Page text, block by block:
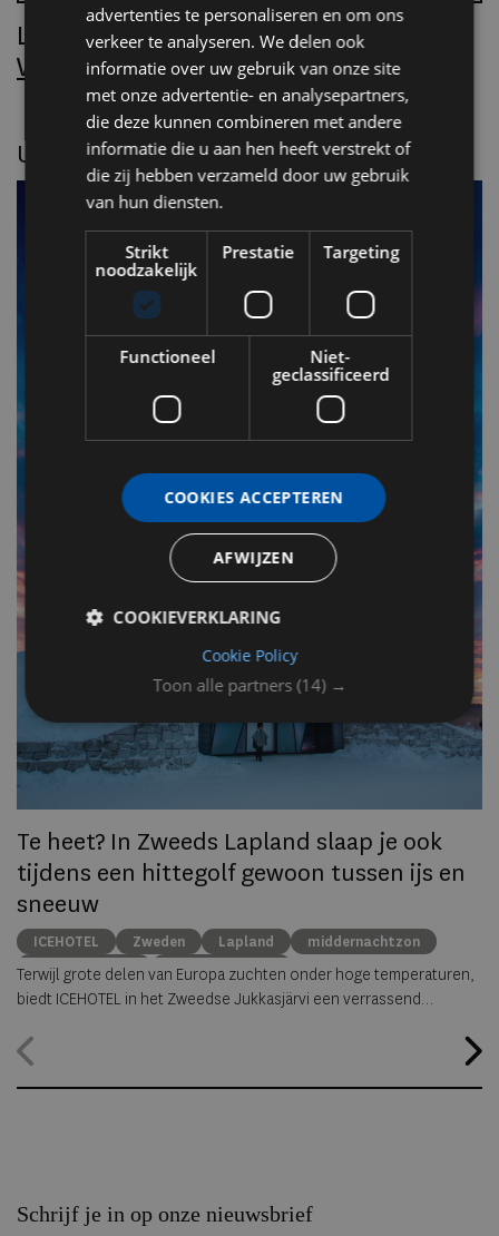
Lees Villa d’Arte!
Word nu abonnee.
UITGELICHT
Te heet? In Zweeds Lapland slaap je ook
tijdens een hittegolf gewoon tussen ijs en
sneeuw
ICEHOTEL Zweden Lapland
middernachtzon
summer travel
Arctische reizen
Terwijl grote delen van Europa zuchten onder hoge temperaturen,
biedt ICEHOTEL in het Zweedse Jukkasjärvi een verrassend
hele jaar geopend, waardoor gasten zelfs midden in de zomer
Schrijf je in op onze nieuwsbrief
advertenties te personaliseren en om ons
verkeer te analyseren. We delen ook
informatie over uw gebruik van onze site
met onze advertentie- en analysepartners,
die deze kunnen combineren met andere
informatie die u aan hen heeft verstrekt of
die zij hebben verzameld door uw gebruik
van hun diensten.
Toon alle partners (14) →
Strikt
noodzakelijk
Prestatie Targeting
Functioneel
Niet-
geclassificeerd
COOKIES ACCEPTEREN
AFWIJZEN
COOKIEVERKLARING
Cookie Policy